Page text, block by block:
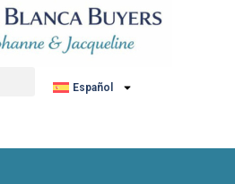
Español
ningún anuncio.